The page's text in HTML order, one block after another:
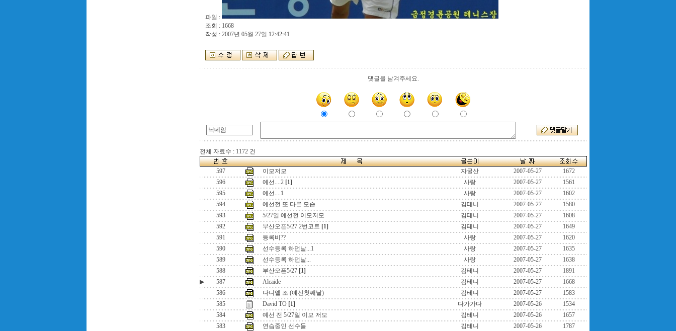
파일 :
조회 : 1668
작성 : 2007년 05월 27일 12:42:41
댓글을 남겨주세요.
전체 자료수 : 1172 건
597 이모저모 자굴산 2007-05-27
1672
596
예선....2 [1] 사랑 2007-05-27
1561
595
예선....1 사랑 2007-05-27
1602
594
예선전 또 다른 모습 김테니 2007-05-27
1580
593
5/27일 예선전 이모저모 김테니 2007-05-27
1608
592
부산오픈5/27 2번코트 [1] 김테니 2007-05-27
1649
591
등록비?? 사랑 2007-05-27
1620
590
선수등록 하던날...1 사랑 2007-05-27
1635
589
선수등록 하던날... 사랑 2007-05-27
1638
588
부산오픈5/27 [1] 김테니 2007-05-27
1891
▶
587 Alcaide 김테니 2007-05-27
1668
586
다니엘 조 (예선첫째날) 김테니 2007-05-27
1583
585
David TO [1] 다가가다 2007-05-26
1534
584
예선 전 5/27일 이모 저모 김테니 2007-05-26
1657
583
연습중인 선수들 김테니 2007-05-26 1787